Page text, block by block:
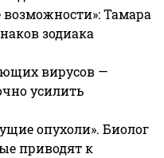
возможности»: Тамара
зодиака
вирусов —
усилить
опухоли». Биолог
приводят к